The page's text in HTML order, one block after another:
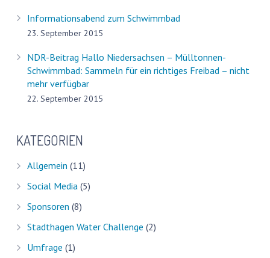
Informationsabend zum Schwimmbad
23. September 2015
NDR-Beitrag Hallo Niedersachsen – Mülltonnen-
Schwimmbad: Sammeln für ein richtiges Freibad – nicht
mehr verfügbar
22. September 2015
KATEGORIEN
Allgemein (11)
Social Media (5)
Sponsoren (8)
Stadthagen Water Challenge (2)
Umfrage (1)